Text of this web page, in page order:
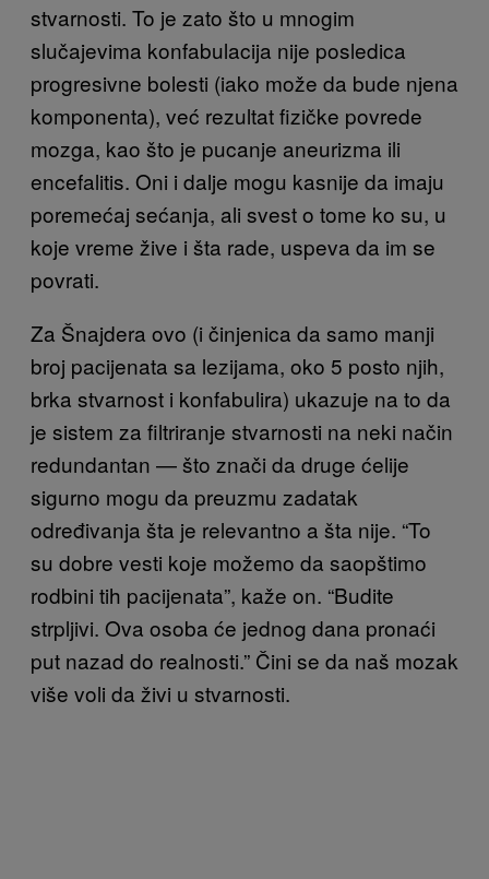
stvarnosti. To je zato što u mnogim
slučajevima konfabulacija nije posledica
progresivne bolesti (iako može da bude njena
komponenta), već rezultat fizičke povrede
mozga, kao što je pucanje aneurizma ili
encefalitis. Oni i dalje mogu kasnije da imaju
poremećaj sećanja, ali svest o tome ko su, u
koje vreme žive i šta rade, uspeva da im se
povrati.
Za Šnajdera ovo (i činjenica da samo manji
broj pacijenata sa lezijama, oko 5 posto njih,
brka stvarnost i konfabulira) ukazuje na to da
je sistem za filtriranje stvarnosti na neki način
redundantan — što znači da druge ćelije
sigurno mogu da preuzmu zadatak
određivanja šta je relevantno a šta nije. “To
su dobre vesti koje možemo da saopštimo
rodbini tih pacijenata”, kaže on. “Budite
strpljivi. Ova osoba će jednog dana pronaći
put nazad do realnosti.” Čini se da naš mozak
više voli da živi u stvarnosti.